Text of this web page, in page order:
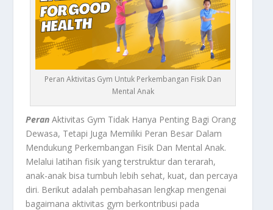
Peran Aktivitas Gym Untuk Perkembangan Fisik Dan
Mental Anak
Peran Aktivitas Gym Tidak Hanya Penting Bagi Orang
Dewasa, Tetapi Juga Memiliki Peran Besar Dalam
Mendukung Perkembangan Fisik Dan Mental Anak.
Melalui latihan fisik yang terstruktur dan terarah,
anak-anak bisa tumbuh lebih sehat, kuat, dan percaya
diri. Berikut adalah pembahasan lengkap mengenai
bagaimana aktivitas gym berkontribusi pada